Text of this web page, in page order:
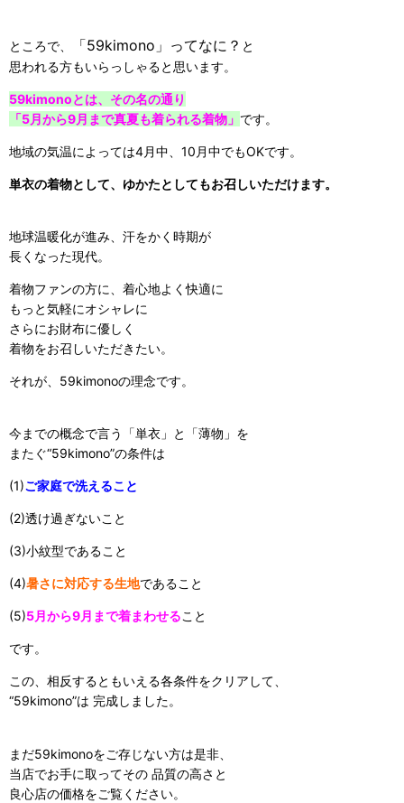
ところで、 「59kimono」ってなに？ と
思われる方もいらっしゃると思います。
59kimonoとは、その名の通り
「5月から9月まで真夏も着られる着物」 です。
地域の気温によっては4月中、10月中でもOKです。
単衣の着物として、ゆかたとしてもお召しいただけます。
地球温暖化が進み、汗をかく時期が
長くなった現代。
着物ファンの方に、着心地よく快適に
もっと気軽にオシャレに
さらにお財布に優しく
着物をお召しいただきたい。
それが、59kimonoの理念です。
今までの概念で言う「単衣」と「薄物」を
またぐ“59kimono”の条件は
(1)ご家庭で洗えること
(2)透け過ぎないこと
(3)小紋型であること
(4)暑さに対応する生地であること
(5)5月から9月まで着まわせること
です。
この、相反するともいえる各条件をクリアして、
“59kimono”は 完成しました。
まだ59kimonoをご存じない方は是非、
当店でお手に取ってその 品質の高さと
良心店の価格をご覧ください。